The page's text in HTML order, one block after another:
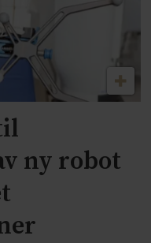
ny robot